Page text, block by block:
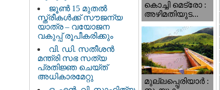
ജൂൺ 15 മുതൽ
സ്ത്രീകൾക്ക് സൗജന്യ
യാത്ര – വയോജന
വകുപ്പ് രൂപീകരിക്കും
വി. ഡി. സതീശന്‍
മന്ത്രി സഭ സത്യ
പ്രതിജ്ഞ ചെയ്ത്
അധികാരമേറ്റു
കൊച്ചി മെട്രോ :
അഴിമതിയുട...
മുല്ലപ്പെരിയാര്‍ :